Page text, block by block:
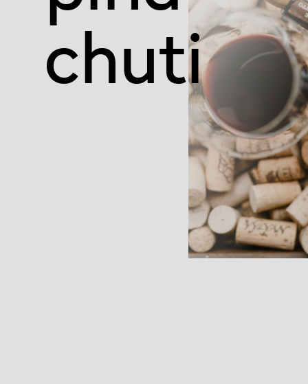
chuti